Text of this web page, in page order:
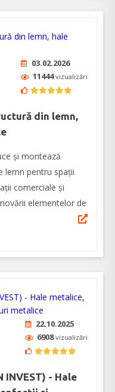
03.02.2026
11444vizualizări
din lemn,
și montează
lemn pentru spații
comerciale și
elementelor de
22.10.2025
6908vizualizări
INVEST) - Hale